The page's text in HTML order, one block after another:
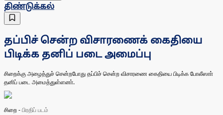
திண்டுக்கல்
தப்பிச் சென்ற விசாரணைக் கைதியை
பிடிக்க தனிப் படை அமைப்பு
சிறைக்கு அழைத்துச் சென்றபோது தப்பிச் சென்ற விசாரணை கைதியை பிடிக்க போலீஸாா்
தனிப் படை அமைத்துள்ளனா்.
சிறை-பிரதிப் படம்